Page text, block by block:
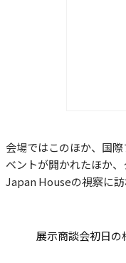
会場ではこのほか、国
ベントが開かれたほか
Japan Houseの視察に訪
展示商談会初日